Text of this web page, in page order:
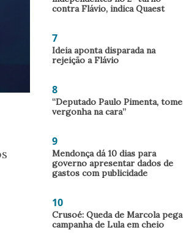
contra Flávio, indica Quaest
7
Ideia aponta disparada na
rejeição a Flávio
8
“Deputado Paulo Pimenta, tome
vergonha na cara”
9
Mendonça dá 10 dias para
governo apresentar dados de
gastos com publicidade
10
Crusoé: Queda de Marcola pega
campanha de Lula em cheio